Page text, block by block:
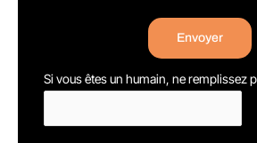
Envoyer
Si vous êtes un humain, ne remplissez